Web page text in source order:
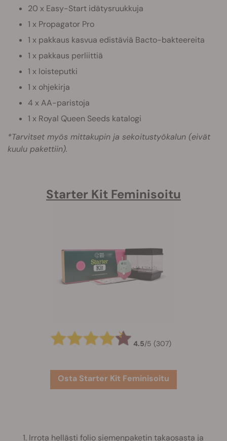
20 x Easy-Start idätysruukkuja
1 x Propagator Pro
1 x pakkaus kasvua edistäviä Bacto-bakteereita
1 x pakkaus perliittiä
1 x loisteputki
1 x ohjekirja
4 x AA-paristoja
1 x Royal Queen Seeds katalogi
*Tarvitset myös mittakupin ja sekoitustyökalun (eivät
kuulu pakettiin).
Starter Kit Feminisoitu
4.5/5 (307)
Osta Starter Kit Feminisoitu
1. Irrota hellästi folio siemenpaketin takaosasta ja